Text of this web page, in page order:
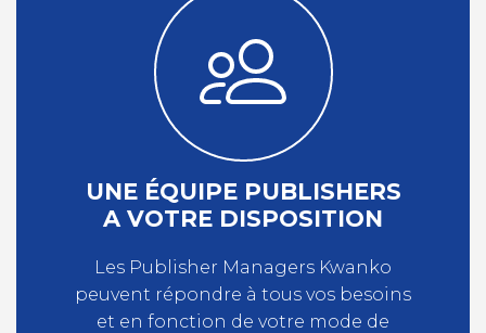
UNE ÉQUIPE PUBLISHERS
A VOTRE DISPOSITION
Les Publisher Managers Kwanko
peuvent répondre à tous vos besoins
et en fonction de votre mode de